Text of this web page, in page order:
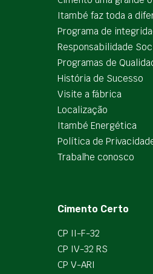
Itambé faz toda a
Programa de
Responsabilidade
Programas de
História de Sucesso
Visite a fábrica
Localização
Itambé Energética
Política de
Trabalhe conosco
Cimento Certo
CP II-F-32
CP IV-32 RS
CP V-ARI